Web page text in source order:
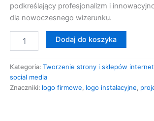
podkreślający profesjonalizm i
dla nowoczesnego wizerunku.
Dodaj do koszyka
Kategoria: Tworzenie strony i sklepów
social media
Znaczniki: logo firmowe, logo instalacyjne,